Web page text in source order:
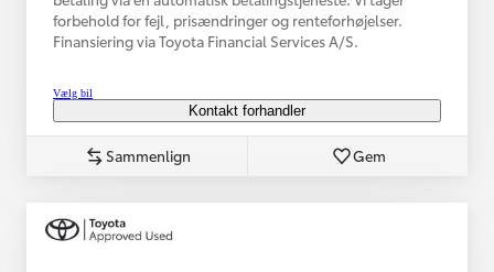
forbehold for fejl, prisændringer og renteforhøjelser.
Finansiering via Toyota Financial Services A/S.
Vælg bil
Kontakt forhandler
Sammenlign Gem